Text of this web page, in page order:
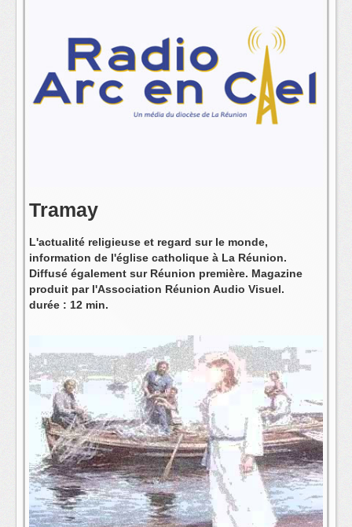
La radio
L'équipe
Tramay
L'actualité religieuse et regard sur le monde,
information de l'église catholique à La Réunion.
Diffusé également sur Réunion première. Magazine
produit par l'Association Réunion Audio Visuel.
durée : 12 min.